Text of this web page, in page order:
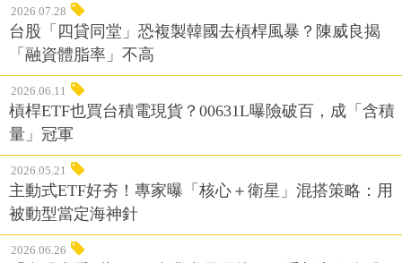
2026.07.28
台股「四貸同堂」恐複製韓國去槓桿風暴？陳威良揭
「融資體脂率」不高
2026.06.11
槓桿ETF也買台積電現貨？00631L曝險破百，成「含積
量」冠軍
2026.05.21
主動式ETF好夯！專家曝「核心＋衛星」混搭策略：用
被動型當定海神針
2026.06.26